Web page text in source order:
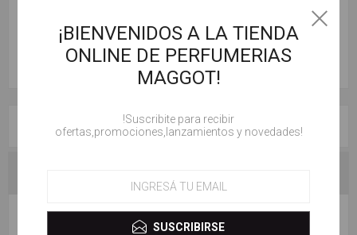
RESEÑAS
ESCRIBE TU PROPIO COMENTARIO
¡BIENVENIDOS A LA TIENDA
ONLINE DE PERFUMERIAS
MAGGOT!
!Suscribite para recibir
ofertas,promociones,lanzamientos y novedades!
SUSCRIBIRSE